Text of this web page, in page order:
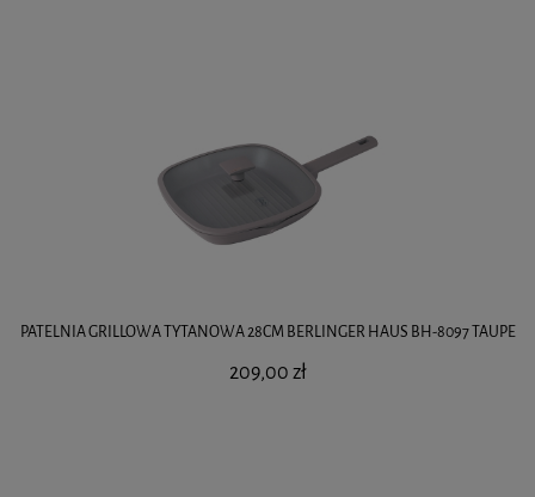
PATELNIA GRILLOWA TYTANOWA 28CM BERLINGER HAUS BH-8097 TAUPE
209,00 zł